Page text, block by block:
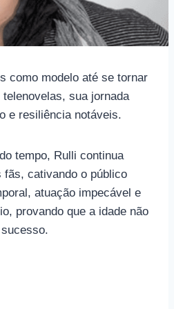
como modelo até se tornar
sua jornada
e resiliência notáveis.
tempo, Rulli continua
fãs, cativando o público
atuação impecável e
provando que a idade não